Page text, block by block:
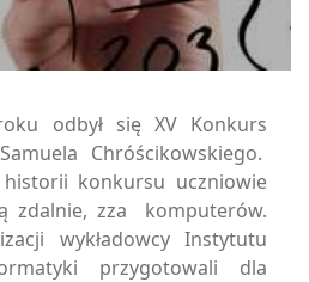
odbył się XV Konkurs
Chróścikowskiego.
konkursu uczniowie
zdalnie, zza komputerów.
wykładowcy Instytutu
przygotowali dla